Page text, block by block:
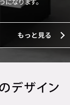
もっと見る